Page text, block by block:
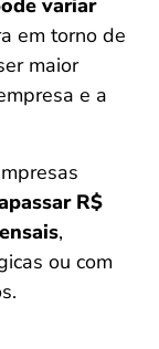
variar
em torno de
maior
e a
R$
,
ou com